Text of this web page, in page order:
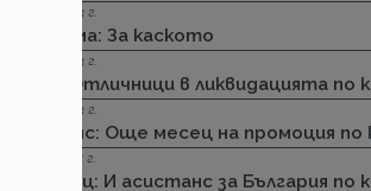
27.04.2023 г.
Групама: За каското
31.03.2023 г.
ДЗИ: Отличници в ликвидацията по
31.03.2023 г.
Лев Инс: Още месец на промоция по
30.11.2022 г.
Армеец: И асистанс за България по